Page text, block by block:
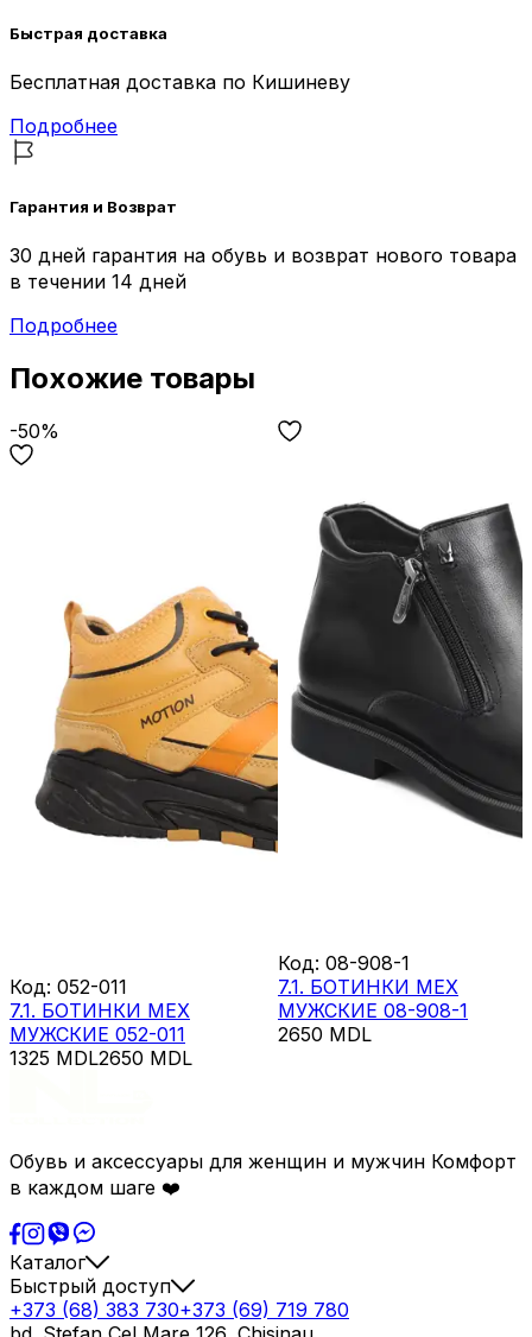
Быстрая доставка
Бесплатная доставка по Кишиневу
Подробнее
Гарантия и Возврат
30 дней гарантия на обувь и возврат нового товара
в течении 14 дней
Подробнее
Похожие товары
-50%
Код: 052-011
7.1. БОТИНКИ МЕХ
МУЖСКИЕ 052-011
1325 MDL2650 MDL
Код: 08-908-1
7.1. БОТИНКИ МЕХ
МУЖСКИЕ 08-908-1
2650 MDL
Обувь и аксессуары для женщин и мужчин Комфорт
в каждом шаге ❤️
Каталог
Быстрый доступ
+373 (68) 383 730+373 (69) 719 780